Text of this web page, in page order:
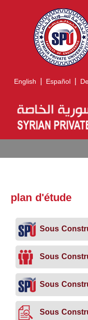
English | Español |
plan d'étude
Sous
Sous
Sous
Sous